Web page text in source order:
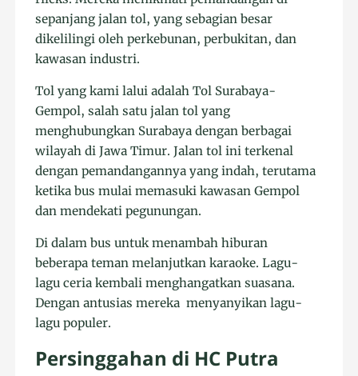
sepanjang jalan tol, yang sebagian besar
dikelilingi oleh perkebunan, perbukitan, dan
kawasan industri.
Tol yang kami lalui adalah Tol Surabaya-
Gempol, salah satu jalan tol yang
menghubungkan Surabaya dengan berbagai
wilayah di Jawa Timur. Jalan tol ini terkenal
dengan pemandangannya yang indah, terutama
ketika bus mulai memasuki kawasan Gempol
dan mendekati pegunungan.
Di dalam bus untuk menambah hiburan
beberapa teman melanjutkan karaoke. Lagu-
lagu ceria kembali menghangatkan suasana.
Dengan antusias mereka menyanyikan lagu-
lagu populer.
Persinggahan di HC Putra